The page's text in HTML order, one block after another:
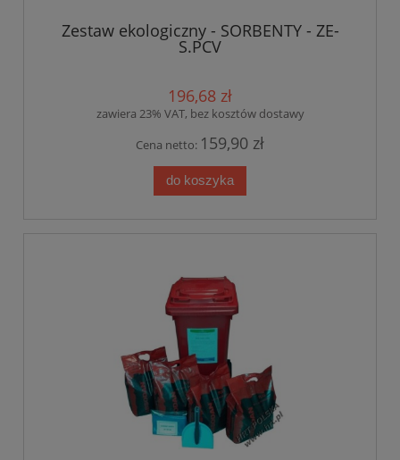
Zestaw ekologiczny - SORBENTY - ZE-
S.PCV
196,68 zł
zawiera 23% VAT, bez kosztów dostawy
Cena netto: 159,90 zł
do koszyka